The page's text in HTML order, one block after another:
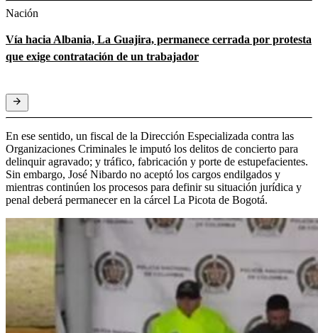
Nación
Vía hacia Albania, La Guajira, permanece cerrada por protesta
que exige contratación de un trabajador
En ese sentido, un fiscal de la Dirección Especializada contra las
Organizaciones Criminales le imputó los delitos de concierto para
delinquir agravado; y tráfico, fabricación y porte de estupefacientes.
Sin embargo, José Nibardo no aceptó los cargos endilgados y
mientras continúen los procesos para definir su situación jurídica y
penal deberá permanecer en la cárcel La Picota de Bogotá.